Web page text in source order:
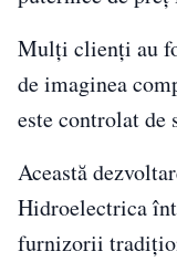
Mulți clienți au
de imaginea
este controlat de
Această
Hidroelectrica
furnizorii